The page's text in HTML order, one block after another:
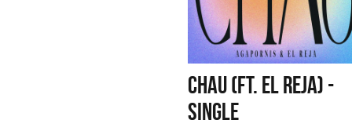
CHAU (FT. EL REJA) -
SINGLE